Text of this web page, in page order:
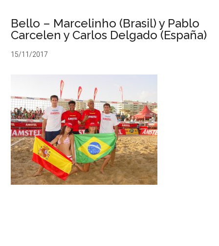
Bello – Marcelinho (Brasil) y Pablo
Carcelen y Carlos Delgado (España)
15/11/2017